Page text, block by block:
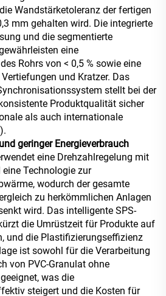
Wandstärketoleranz der fertigen
mm gehalten wird. Die integrierte
und die segmentierte
eine
Rohrs von < 0,5 % sowie eine
und Kratzer. Das
stellt bei der
Produktqualität sicher
als auch internationale
geringer Energieverbrauch
eine Drehzahlregelung mit
Technologie zur
wodurch der gesamte
zu herkömmlichen Anlagen
wird. Das intelligente SPS-
die Umrüstzeit für Produkte auf
und die Plastifizierungseffizienz
ist sowohl für die Verarbeitung
von PVC-Granulat ohne
was die
steigert und die Kosten für